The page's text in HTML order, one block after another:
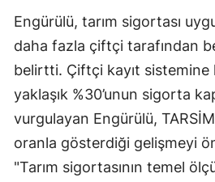
Engürülü, tarım sigortası
daha fazla çiftçi tarafından
belirtti. Çiftçi kayıt sistemine
yaklaşık %30’unun sigorta
vurgulayan Engürülü,
oranla gösterdiği gelişmeyi
"Tarım sigortasının temel